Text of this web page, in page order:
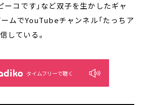
ピーコです」など双子を生かしたギャ
ムでYouTubeチャンネル「たっちア
している。
タイムフリーで聴く